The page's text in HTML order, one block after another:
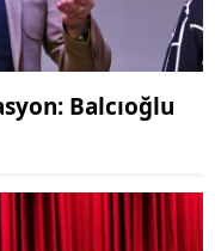
Balcıoğlu